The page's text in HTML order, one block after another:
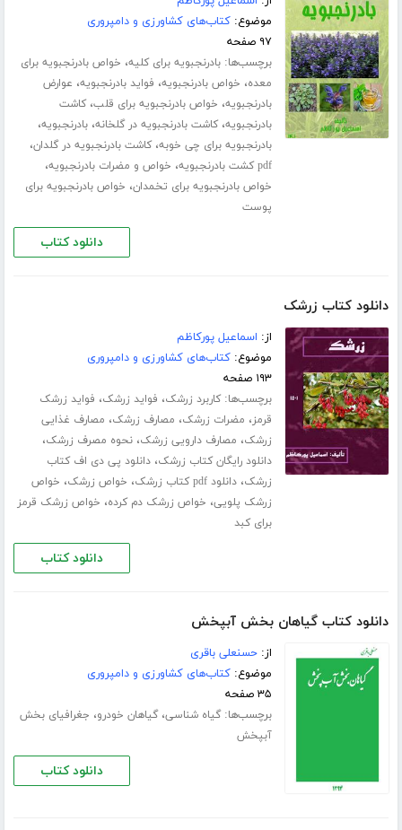
موضوع:کتاب‌های کشاورزی و دامپروری
۹۷ صفحه
برچسب‌ها:بادرنجبویه برای کلیه، خواص بادرنجبویه برای
معده، خواص بادرنجبویه، فواید بادرنجبویه، عوارض
بادرنجبویه، خواص بادرنجبویه برای قلب،کاشت
بادرنجبویه،کاشت بادرنجبویه در گلخانه،بادرنجبویه،
بادرنجبویه برای چی خوبه،کاشت بادرنجبویه در گلدان،
pdf کشت بادرنجبویه ، خواص و مضرات بادرنجبویه،
خواص بادرنجبویه برای تخمدان، خواص بادرنجبویه برای
پوست
دانلود کتاب
دانلود کتاب زرشک
از: اسماعیل پورکاظم
موضوع:کتاب‌های کشاورزی و دامپروری
۱۹۳ صفحه
برچسب‌ها:کاربرد زرشک، فواید زرشک، فواید زرشک
قرمز، مضرات زرشک، مصارف زرشک، مصارف غذایی
زرشک، مصارف دارویی زرشک،نحوه مصرف زرشک،
دانلود رایگان کتاب زرشک،دانلود پی دی اف کتاب
زرشک،دانلود pdf کتاب زرشک ، خواص زرشک، خواص
زرشک پلویی، خواص زرشک دم کرده، خواص زرشک قرمز
برای کبد
دانلود کتاب
دانلود کتاب گیاهان بخش آبپخش
از:حسنعلی باقری
موضوع:کتاب‌های کشاورزی و دامپروری
۳۵ صفحه
برچسب‌ها:گیاه شناسی،گیاهان خودرو، جغرافیای بخش
آبپخش
دانلود کتاب